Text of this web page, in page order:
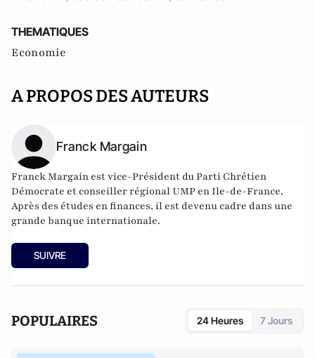
THEMATIQUES
Economie
A PROPOS DES AUTEURS
Franck Margain
Franck Margain est vice-Président du Parti Chrétien
Démocrate et conseiller régional UMP en Ile-de-France.
Après des études en finances, il est devenu cadre dans une
grande banque internationale.
SUIVRE
POPULAIRES 24 Heures 7 Jours